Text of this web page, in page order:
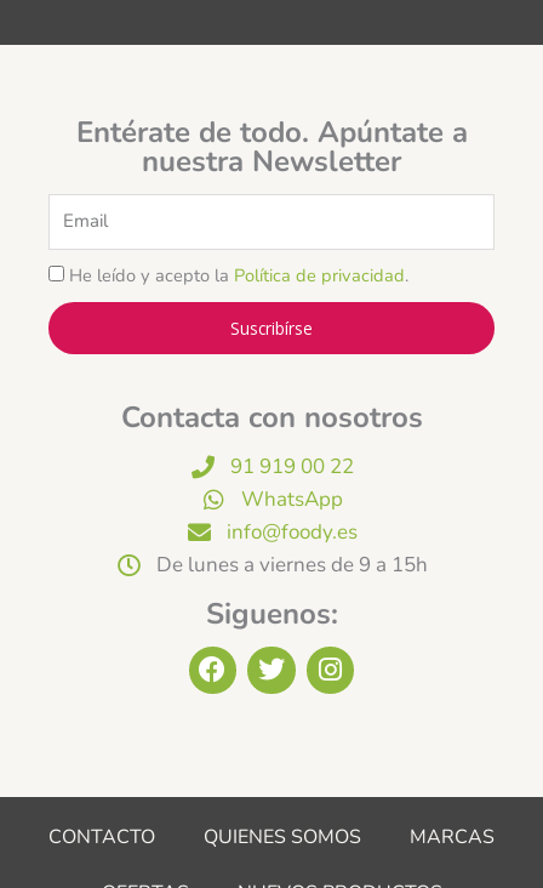
Entérate de todo. Apúntate a
nuestra Newsletter
He leído y acepto la Política de privacidad.
Suscribírse
Contacta con nosotros
91 919 00 22
WhatsApp
info@foody.es
De lunes a viernes de 9 a 15h
Siguenos:
F
a
o
k
T
w
e
I
n
g
a
CONTACTO QUIENES SOMOS MARCAS